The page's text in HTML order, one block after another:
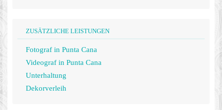
ZUSÄTZLICHE LEISTUNGEN
Fotograf in Punta Cana
Videograf in Punta Cana
Unterhaltung
Dekorverleih